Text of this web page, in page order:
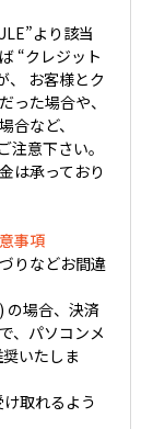
より該当
“クレジット
、 お客様とク
った場合や、
など、
意下さい。
は承っており
事項
りなどお間違
場合、決済
、パソコンメ
いたしま
取れるよう